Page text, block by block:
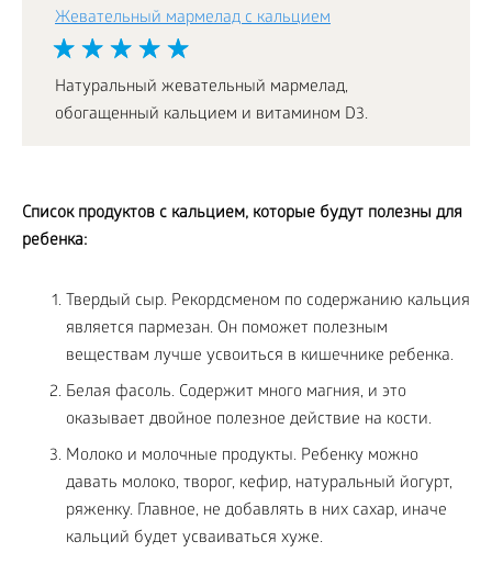
Жевательный мармелад с кальцием
Натуральный жевательный мармелад,
обогащенный кальцием и витамином D3.
Список продуктов с кальцием, которые будут полезны для
ребенка:
Твердый сыр. Рекордсменом по содержанию кальция
является пармезан. Он поможет полезным
веществам лучше усвоиться в кишечнике ребенка.
Белая фасоль. Содержит много магния, и это
оказывает двойное полезное действие на кости.
Молоко и молочные продукты. Ребенку можно
давать молоко, творог, кефир, натуральный йогурт,
ряженку. Главное, не добавлять в них сахар, иначе
кальций будет усваиваться хуже.